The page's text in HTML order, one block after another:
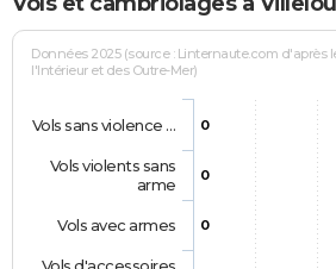
Données 2025 (source : Linternaute.com d'après
l'Intérieur et des Outre-Mer)
0
0
0
Vols sans violence …
Vols violents sans
arme
Vols avec armes